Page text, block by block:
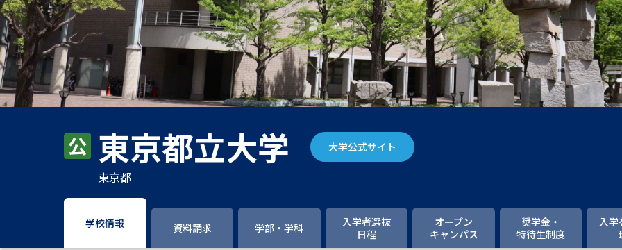
大学・短大以外の資料から請
専門学校の資料請求 大学院の資料請求
大学入学共通テスト「受験案内」の請求
大学入学共通テスト「受験上の配慮案内
大学研究
東京都立大学 大学公式サイト
東京都
学校情報 資料請求 学部・学科
入学者選抜
日程
オープン
キャンパス
奨学金・
特待生制度
入学